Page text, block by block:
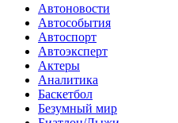
Автоновости
Автособытия
Автоспорт
Автоэксперт
Актеры
Аналитика
Баскетбол
Безумный мир